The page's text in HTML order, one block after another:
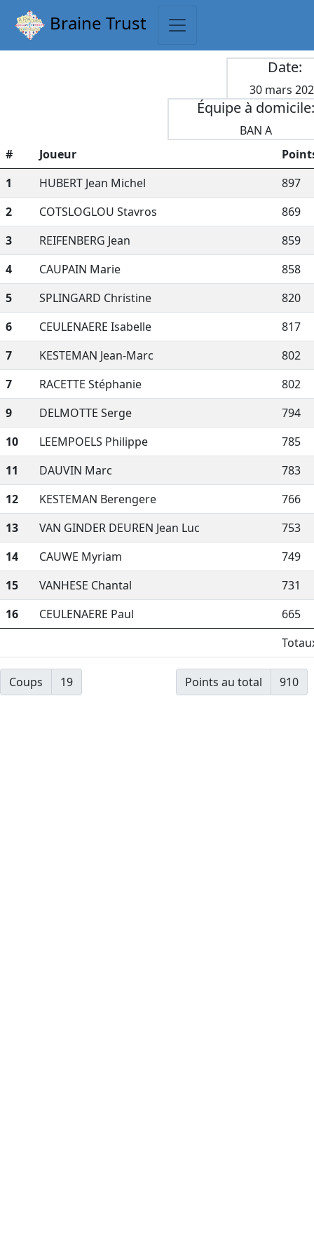
Braine Trust
Date:
30 mars
Équipe à domicile:
BAN A
#
Joueur
1
HUBERT Jean Michel
897
2
COTSLOGLOU Stavros
869
3
REIFENBERG Jean
859
4
CAUPAIN Marie
858
5
SPLINGARD Christine
820
6
CEULENAERE Isabelle
817
7
KESTEMAN Jean-Marc
802
7
RACETTE Stéphanie
802
9
DELMOTTE Serge
794
10
LEEMPOELS Philippe
785
11
DAUVIN Marc
783
12
KESTEMAN Berengere
766
13
VAN GINDER DEUREN Jean Luc
753
14
CAUWE Myriam
749
15
VANHESE Chantal
731
16
CEULENAERE Paul
665
Coups 19 Points au total 910